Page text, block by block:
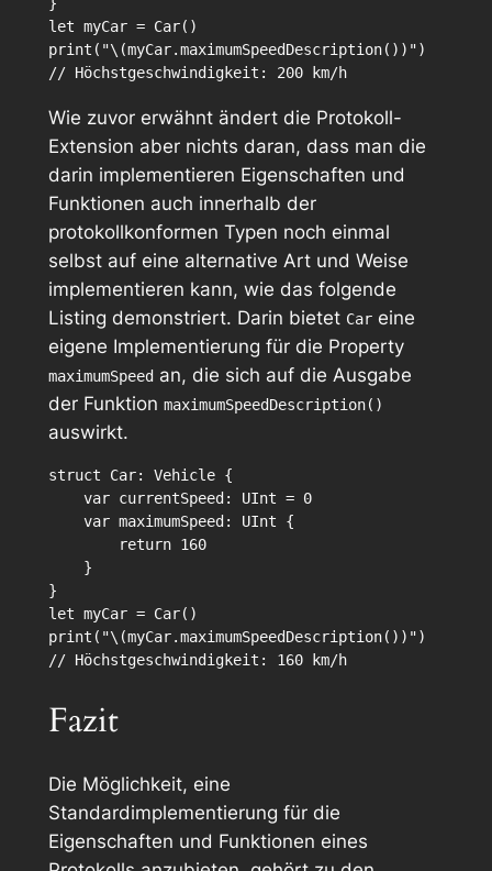
let myCar = Car()
print("\(myCar.maximumSpeedDescription())")
// Höchstgeschwindigkeit: 200 km/h
Wie zuvor erwähnt ändert die Protokoll-
Extension aber nichts daran, dass man die
darin implementieren Eigenschaften und
Funktionen auch innerhalb der
protokollkonformen Typen noch einmal
selbst auf eine alternative Art und Weise
implementieren kann, wie das folgende
Listing demonstriert. Darin bietet Careine
eigene Implementierung für die Property
maximumSpeedan, die sich auf die Ausgabe
der Funktion maximumSpeedDescription()
auswirkt.
struct Car: Vehicle {
    var currentSpeed: UInt = 0
    var maximumSpeed: UInt {
        return 160
    }
}
let myCar = Car()
print("\(myCar.maximumSpeedDescription())")
// Höchstgeschwindigkeit: 160 km/h
Fazit
Die Möglichkeit, eine
Standardimplementierung für die
Eigenschaften und Funktionen eines